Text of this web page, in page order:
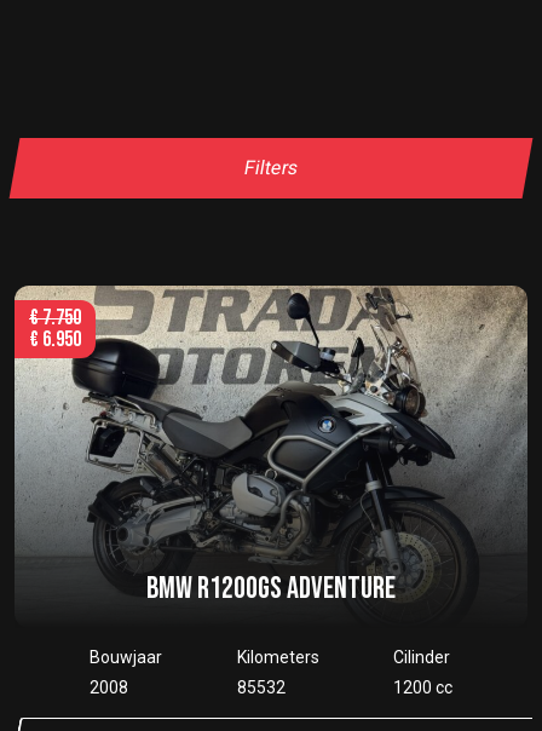
Filters
BMW R1200GS ADVENTURE
Bouwjaar
2008
Kilometers
85532
Cilinder
1200 cc
€7.750
€ 6.950